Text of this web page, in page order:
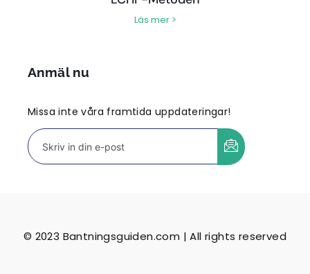
Läs mer >
Anmäl nu
Missa inte våra framtida uppdateringar!
© 2023 Bantningsguiden.com | All rights reserved